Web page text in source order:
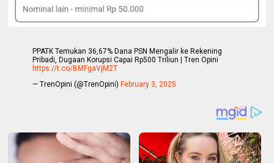
PPATK Temukan 36,67% Dana PSN Mengalir ke Rekening
Pribadi, Dugaan Korupsi Capai Rp500 Triliun | Tren Opini
https://t.co/BMFgaVjM2T
— TrenOpini (@TrenOpini) February 3, 2025